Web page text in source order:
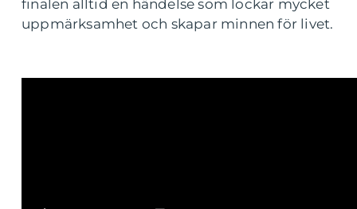
finalen alltid en händelse som lockar mycket
uppmärksamhet och skapar minnen för livet.